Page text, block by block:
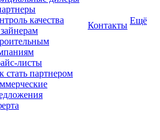
качества
листы
стать партнером
Контакты Ещё